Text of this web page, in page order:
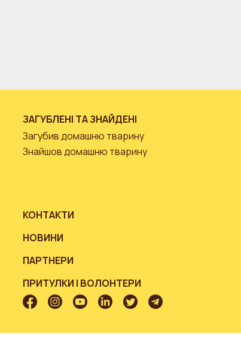
ЗАГУБЛЕНІ ТА ЗНАЙДЕНІ
Загубив домашню тварину
Знайшов домашню тварину
КОНТАКТИ
НОВИНИ
ПАРТНЕРИ
ПРИТУЛКИ І ВОЛОНТЕРИ